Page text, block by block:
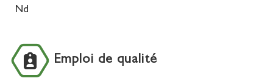
Nd
Emploi de qualité